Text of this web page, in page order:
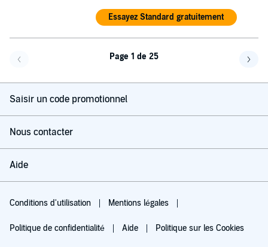
Essayez Standard gratuitement
Page 1 de 25
Saisir un code promotionnel
Nous contacter
Aide
Conditions d'utilisation Mentions légales
Politique de confidentialité Aide Politique sur les Cookies